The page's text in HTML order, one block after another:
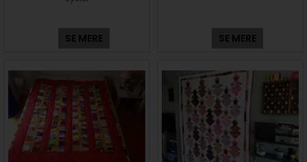
SE MERE SE MERE